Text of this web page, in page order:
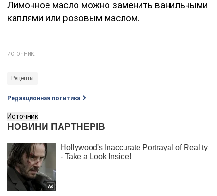
Лимонное масло можно заменить ванильными
каплями или розовым маслом.
ИСТОЧНИК:
Рецепты
Редакционная политика
Источник